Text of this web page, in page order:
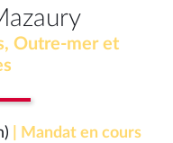
Outre-mer et
| Mandat en cours